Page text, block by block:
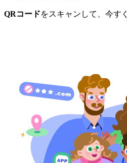
QRコードをスキャンして、今す